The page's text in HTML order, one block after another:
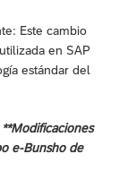
Este cambio
en SAP
estándar del
e-Bunsho de